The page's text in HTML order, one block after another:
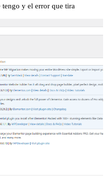
tengo y el error que tira